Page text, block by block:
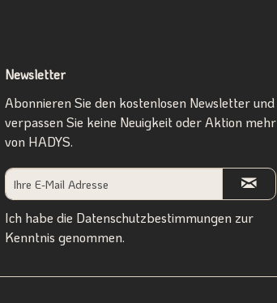
Newsletter
Abonnieren Sie den kostenlosen Newsletter und
verpassen Sie keine Neuigkeit oder Aktion mehr
von HADYS.
Ich habe die Datenschutzbestimmungen zur
Kenntnis genommen.